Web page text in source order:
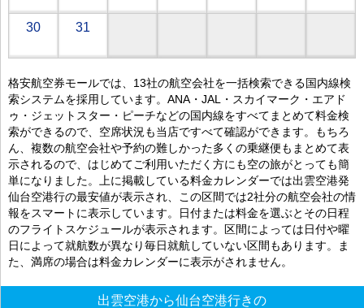
30 31
格安航空券モールでは、13社の航空会社を一括検索できる国内線検
索システムを採用しています。ANA・JAL・スカイマーク・エアド
ゥ・ジェットスター・ピーチなどの国内線をすべてまとめて料金検
索ができるので、空席状況も当店ですべて確認ができます。もちろ
ん、複数の航空会社や予約の難しかった多くの乗継便もまとめて表
示されるので、はじめてご利用いただく方にも空の旅がとっても簡
単になりました。上に掲載している料金カレンダーでは出雲空港発
仙台空港行の最安値が表示され、この区間では2社分の航空会社の情
報をスマートに表示しています。日付または料金を選ぶとその日程
のフライトスケジュールが表示されます。区間によっては日付や曜
日によって就航数が異なり毎日就航していない区間もあります。ま
た、満席の場合は料金カレンダーに表示がされません。
出雲空港から仙台空港行きの